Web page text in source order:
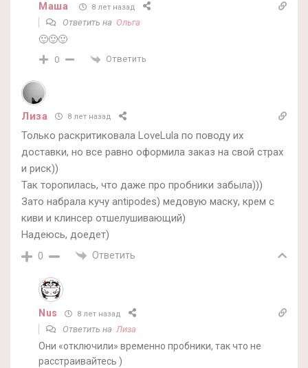
Маша 8 лет назад
Ответить на Ольга
🙂🙂🙂
0 Ответить
Лиза 8 лет назад
Только раскритиковала LoveLula по поводу их
доставки, но все равно оформила заказ на свой страх
и риск))
Так торопилась, что даже про пробники забыла)))
Зато набрала кучу antipodes) медовую маску, крем с
киви и клинсер отшелушивающий)
Надеюсь, доедет)
0 Ответить
Nus 8 лет назад
Ответить наЛиза
Они «отключили» временно пробники, так что не
расстраивайтесь )